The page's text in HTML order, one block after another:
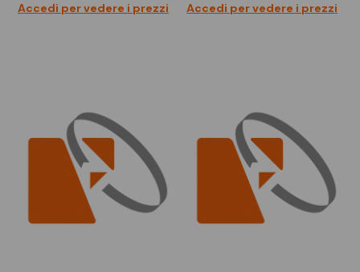
Accedi per vedere i prezzi Accedi per vedere i prezzi